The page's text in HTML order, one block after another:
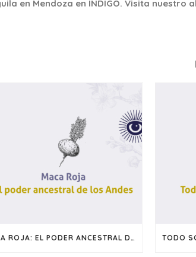
en Mendoza en INDIGO. Visita nuestro
MACA ROJA: EL PODER ANCESTRAL DE LOS ANDES TODO